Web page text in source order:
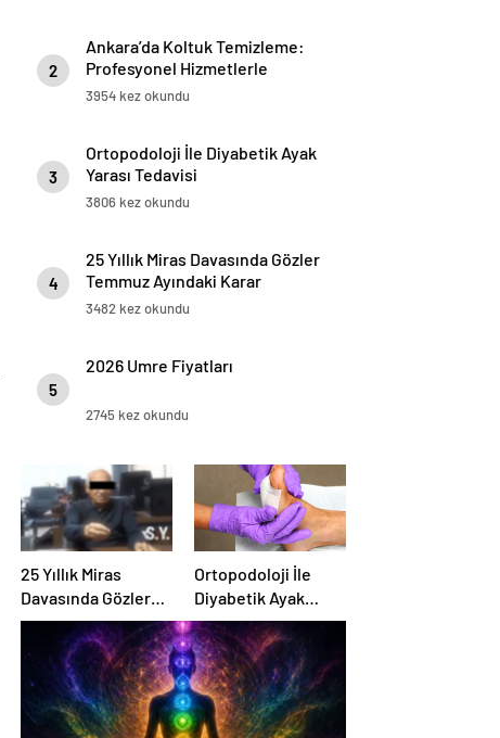
2
Ankara’da Koltuk Temizleme:
Profesyonel Hizmetlerle
Temizlik ve Ferahlık
3954 kez okundu
3
Ortopodoloji İle Diyabetik Ayak
Yarası Tedavisi
3806 kez okundu
4
25 Yıllık Miras Davasında Gözler
Temmuz Ayındaki Karar
Duruşmasına Çevrildi
3482 kez okundu
5
2026 Umre Fiyatları
2745 kez okundu
25 Yıllık Miras
Davasında Gözler
Temmuz Ayındaki
Karar Duruşmasına
Çevrildi
Ortopodoloji İle
Diyabetik Ayak
Yarası Tedavisi